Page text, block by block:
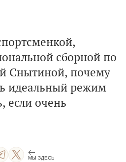
сборной по
Снытиной, почему
идеальный режим
если очень
МЫ ЗДЕСЬ